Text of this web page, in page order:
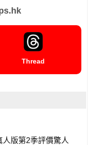
Thread
人版第2季評價驚人